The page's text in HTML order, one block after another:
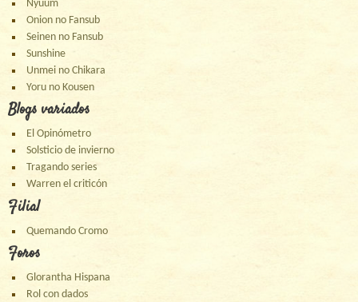
Ñyuum
Onion no Fansub
Seinen no Fansub
Sunshine
Unmei no Chikara
Yoru no Kousen
Blogs variados
El Opinómetro
Solsticio de invierno
Tragando series
Warren el criticón
Filial
Quemando Cromo
Foros
Glorantha Hispana
Rol con dados